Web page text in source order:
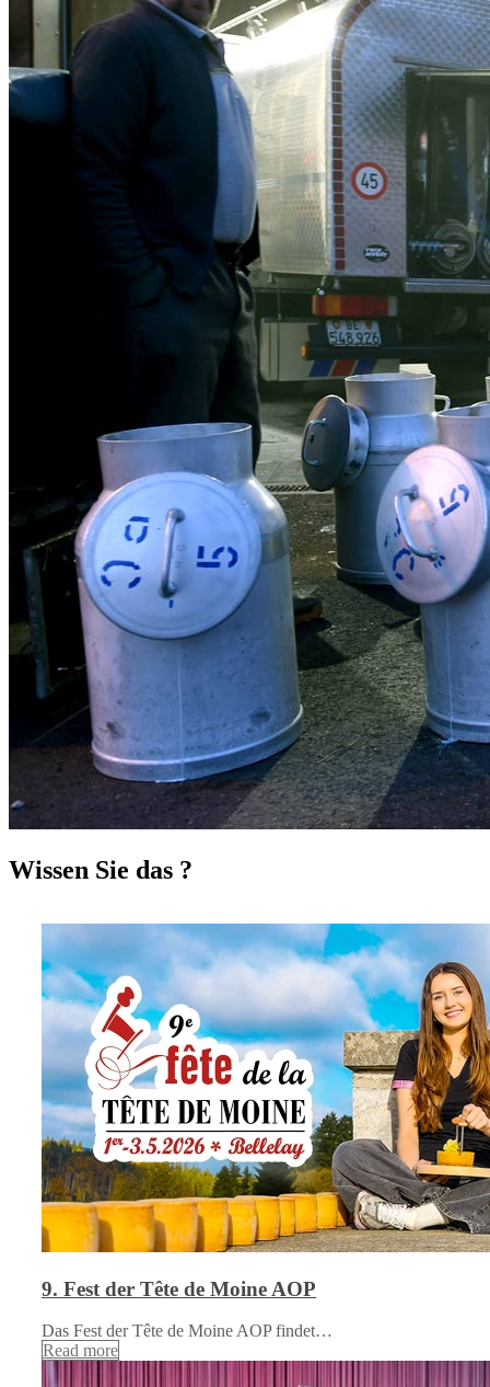
Wissen Sie das ?
9. Fest der Tête de Moine AOP
Das Fest der Tête de Moine AOP findet…
Read more